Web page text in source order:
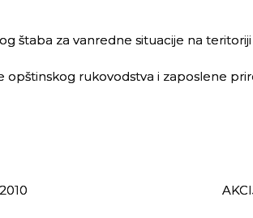
štaba za vanredne situacije na teritoriji
opštinskog rukovodstva i zaposlene